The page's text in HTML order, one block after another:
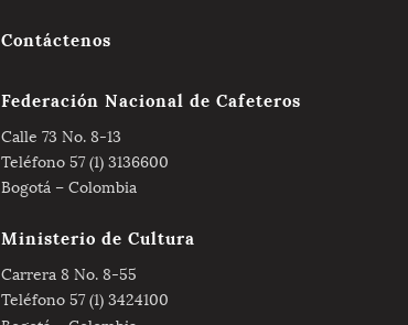
Contáctenos
Federación Nacional de Cafeteros
Calle 73 No. 8-13
Teléfono 57 (1) 3136600
Bogotá – Colombia
Ministerio de Cultura
Carrera 8 No. 8-55
Teléfono 57 (1) 3424100